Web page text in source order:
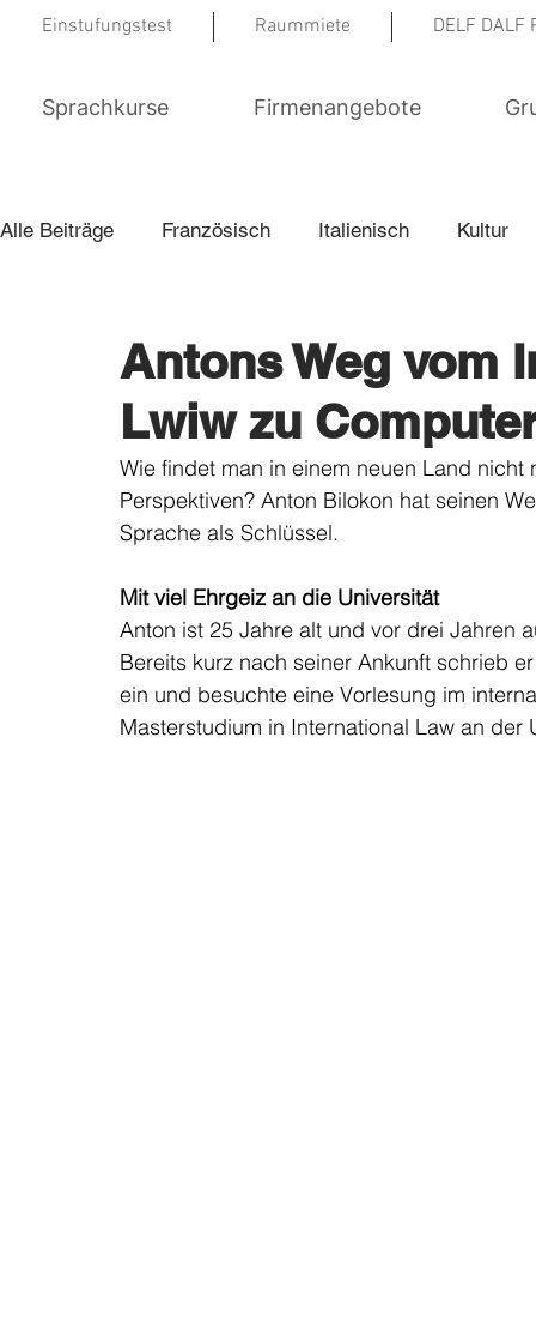
Sprachkurse Firmenangebote
Einstufungstest Raummiete DELF
Alle Beiträge Französisch Italienisch Kultur
Berufsmentoring
Antons Weg vom
Lwiw zu
Wie findet man in einem neuen Land
Perspektiven? Anton Bilokon hat seinen
Sprache als Schlüssel.
Mit viel Ehrgeiz an die Universität
Anton ist 25 Jahre alt und vor drei Jahren
Bereits kurz nach seiner Ankunft schrieb
ein und besuchte eine Vorlesung im
Masterstudium in International Law an